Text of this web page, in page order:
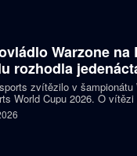
Warzone
rozhodla
zvítězilo v šampionátu
World Cupu 2026. O
hra, do které vstupovalo